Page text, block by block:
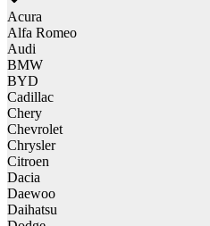
Acura
Alfa Romeo
Audi
BMW
BYD
Cadillac
Chery
Chevrolet
Chrysler
Citroen
Dacia
Daewoo
Daihatsu